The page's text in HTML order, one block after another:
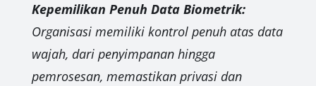
Kepemilikan Penuh Data Biometrik:
Organisasi memiliki kontrol penuh atas data
wajah, dari penyimpanan hingga
pemrosesan, memastikan privasi dan